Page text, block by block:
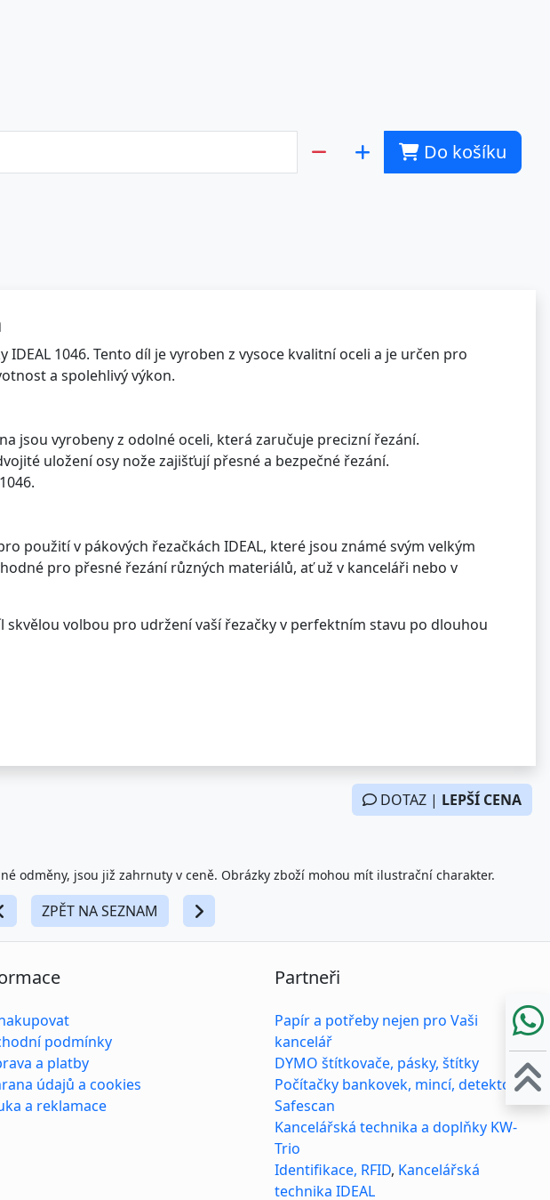
Do košíku
1046. Tento díl je vyroben z vysoce kvalitní oceli a je určen pro
a spolehlivý výkon.
jsou vyrobeny z odolné oceli, která zaručuje precizní řezání.
uložení osy nože zajišťují přesné a bezpečné řezání.
použití v pákových řezačkách IDEAL, které jsou známé svým velkým
pro přesné řezání různých materiálů, ať už v kanceláři nebo v
volbou pro udržení vaší řezačky v perfektním stavu po dlouhou
DOTAZ | LEPŠÍ CENA
odměny, jsou již zahrnuty v ceně. Obrázky zboží mohou mít ilustrační charakter.
ZPĚT NA SEZNAM
podmínky
a platby
údajů a cookies
a reklamace
Partneři
Papír a potřeby nejen pro Vaši
kancelář
DYMO štítkovače, pásky, štítky
Počítačky bankovek, mincí, detektory
Safescan
Kancelářská technika a doplňky KW-
Trio
Identifikace, RFID, Kancelářská
technika IDEAL